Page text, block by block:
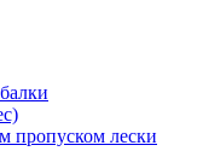
пропуском лески